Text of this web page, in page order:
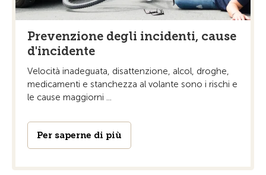
Prevenzione degli incidenti, cause
d'incidente
Velocità inadeguata, disattenzione, alcol, droghe,
medicamenti e stanchezza al volante sono i rischi e
le cause maggiorni ...
Per saperne di più